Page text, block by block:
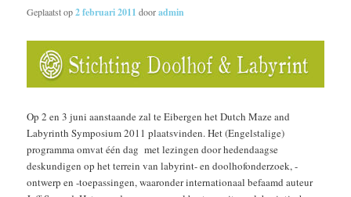
Geplaatst op2 februari 2011 dooradmin
Op 2 en 3 juni aanstaande zal te Eibergen het Dutch Maze and
Labyrinth Symposium 2011 plaatsvinden. Het (Engelstalige)
programma omvat één dag met lezingen door hedendaagse
deskundigen op het terrein van labyrint- en doolhofonderzoek, -
ontwerp en -toepassingen, waaronder internationaal befaamd auteur